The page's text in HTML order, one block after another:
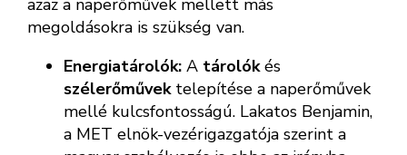
megoldásokra is szükség van.
Energiatárolók: A tárolókés
szélerőművektelepítése a naperőművek
mellé kulcsfontosságú. Lakatos Benjamin,
a MET elnök-vezérigazgatója szerint a